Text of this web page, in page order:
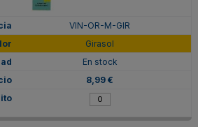
VIN-OR-M-GIR
Girasol
En stock
8,99 €